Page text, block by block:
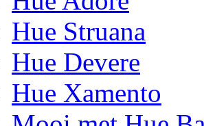
Hue Struana
Hue Devere
Hue Xamento